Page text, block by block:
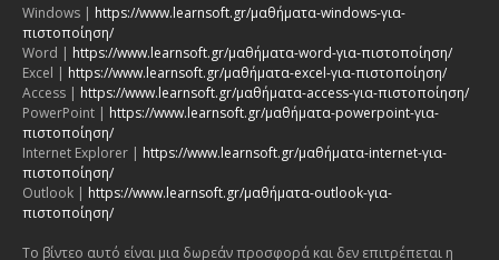
Windows | https://www.learnsoft.gr/μαθήματα-windows-για-
πιστοποίηση/
Word | https://www.learnsoft.gr/μαθήματα-word-για-πιστοποίηση/
Excel | https://www.learnsoft.gr/μαθήματα-excel-για-πιστοποίηση/
Access | https://www.learnsoft.gr/μαθήματα-access-για-πιστοποίηση/
PowerPoint | https://www.learnsoft.gr/μαθήματα-powerpoint-για-
πιστοποίηση/
Internet Explorer | https://www.learnsoft.gr/μαθήματα-internet-για-
πιστοποίηση/
Outlook | https://www.learnsoft.gr/μαθήματα-outlook-για-
πιστοποίηση/
Το βίντεο αυτό είναι μια δωρεάν προσφορά και δεν επιτρέπεται η